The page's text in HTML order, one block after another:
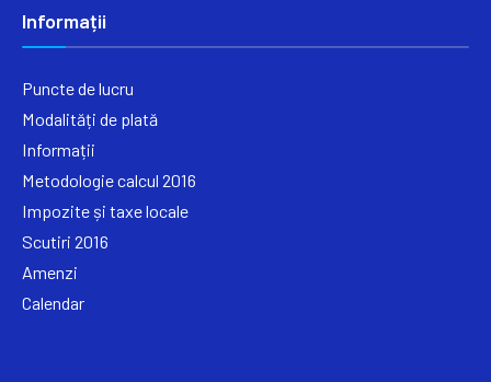
Informații
Puncte de lucru
Modalități de plată
Informații
Metodologie calcul 2016
Impozite și taxe locale
Scutiri 2016
Amenzi
Calendar